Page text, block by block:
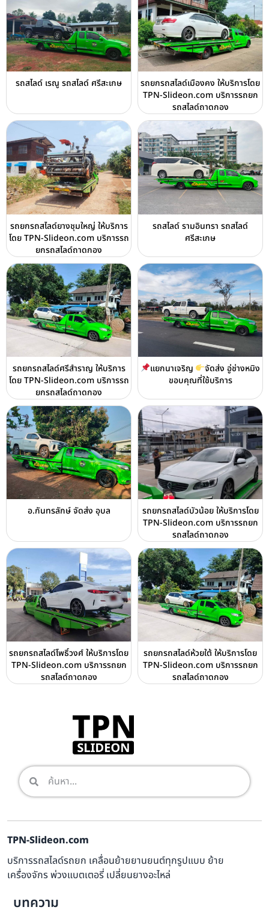
รถสไลด์ เรณู รถสไลด์ ศรีสะเกษ
รถยกรถสไลด์เมืองคง ให้บริการโดย
TPN-Slideon.com บริการรถยก
รถสไลด์ถาดกอง
รถยกรถสไลด์ยางชุมใหญ่ ให้บริการ
โดย TPN-Slideon.com บริการรถ
ยกรถสไลด์ถาดกอง
รถสไลด์ รามอินทรา รถสไลด์
ศรีสะเกษ
รถยกรถสไลด์ศรีสำราญ ให้บริการ
โดย TPN-Slideon.com บริการรถ
ยกรถสไลด์ถาดกอง
แยกนาเจริญ
จัดส่ง อู่ช่างหมิง
ขอบคุณที่ใช้บริการ
อ.กันทรลักษ์ จัดส่ง อุบล
รถยกรถสไลด์บัวน้อย ให้บริการโดย
TPN-Slideon.com บริการรถยก
รถสไลด์ถาดกอง
รถยกรถสไลด์โพธิ์วงศ์ ให้บริการโดย
TPN-Slideon.com บริการรถยก
รถสไลด์ถาดกอง
รถยกรถสไลด์ห้วยใต้ ให้บริการโดย
TPN-Slideon.com บริการรถยก
รถสไลด์ถาดกอง
TPN-Slideon.com
บริการรถสไลด์รถยก เคลื่อนย้ายยานยนต์ทุกรูปแบบ ย้าย
เครื่องจักร พ่วงแบตเตอรี่ เปลี่ยนยางอะไหล่
บทความ